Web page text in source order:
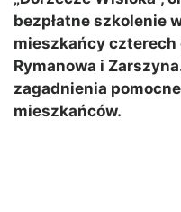
bezpłatne szkolenie
mieszkańcy czterech
Rymanowa i
zagadnienia
mieszkańców.